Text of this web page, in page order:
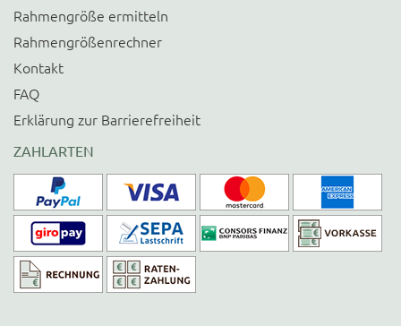
Rahmengröße ermitteln
Rahmengrößenrechner
Kontakt
FAQ
Erklärung zur Barrierefreiheit
ZAHLARTEN